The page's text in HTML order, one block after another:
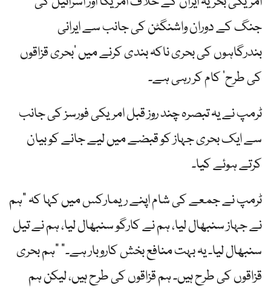
جنگ کے دوران واشنگٹن کی جانب سے ایرانی
بندرگاہوں کی بحری ناکہ بندی کرنے میں ’بحری قزاقوں
کی طرح‘ کام کر رہی ہے۔
ٹرمپ نے یہ تبصرہ چند روز قبل امریکی فورسز کی جانب
سے ایک بحری جہاز کو قبضے میں لیے جانے کو بیان
کرتے ہوئے کیا۔
ٹرمپ نے جمعے کی شام اپنے ریمارکس میں کہا کہ "ہم
نے جہاز سنبھال لیا، ہم نے کارگو سنبھال لیا، ہم نے تیل
سنبھال لیا۔ یہ بہت منافع بخش کاروبار ہے۔” "ہم بحری
قزاقوں کی طرح ہیں۔ ہم قزاقوں کی طرح ہیں، لیکن ہم